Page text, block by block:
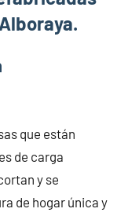
que están
de carga
y se
de hogar única y